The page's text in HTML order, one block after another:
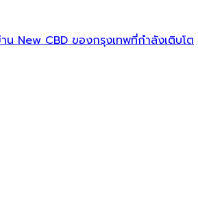
น New CBD ของกรุงเทพที่กำลังเติบโต